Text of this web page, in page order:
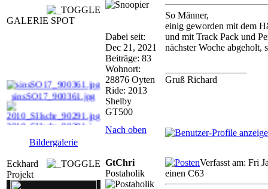
GALERIE SPOT
sinsSO17_900361.jpg
2010_SIIschr_90291.j ...
2_N_user11_00039.jpg
sa_0010043.jpg
Bildergalerie
Eckhard
Projekt
Dabei seit:
Dec 21, 2021
Beiträge: 83
Wohnort:
28876 Oyten
Ride: 2013
Shelby
GT500
So Männer,
einig geworden mit dem
und mit Track Pack und
nächster Woche abgeholt,
Gruß Richard
Nach oben
GtChri
Postaholik
Verfasst am: Fri
einen C63